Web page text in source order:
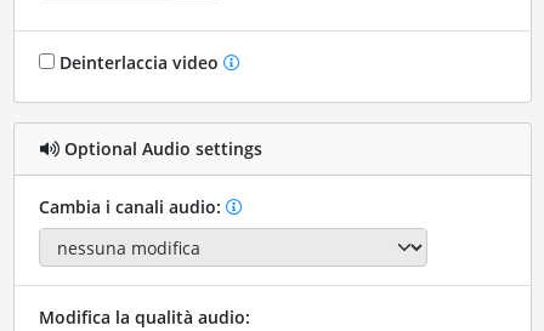
Deinterlaccia video
Optional Audio settings
Cambia i canali audio:
Modifica la qualità audio: